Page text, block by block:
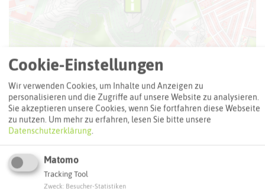
Adresse:
Cookie-Einstellungen
Wir verwenden Cookies, um Inhalte und Anzeigen zu
personalisieren und die Zugriffe auf unsere Website zu analysieren.
Sie akzeptieren unsere Cookies, wenn Sie fortfahren diese Webseite
zu nutzen. Um mehr zu erfahren, lesen Sie bitte unsere
Datenschutzerklärung.
Matomo
Tracking Tool
Zweck Besucher-Statistiken